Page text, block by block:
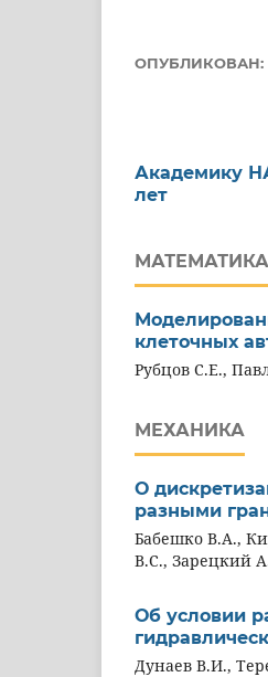
ОПУБЛИКОВАН:
Академику
лет
МАТЕМАТИКА
клеточных
Рубцов С.Е.,
МЕХАНИКА
О
разными
Бабешко В.А.,
В.С., Зарецкий
Об условии
Дунаев В.И.,